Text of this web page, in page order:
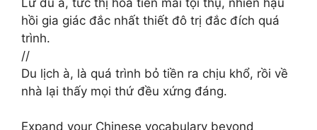
hồi gia giác đắc nhất thiết đô trị đắc đích quá
trình.
//
Du lịch à, là quá trình bỏ tiền ra chịu khổ, rồi về
nhà lại thấy mọi thứ đều xứng đáng.
Expand your Chinese vocabulary beyond